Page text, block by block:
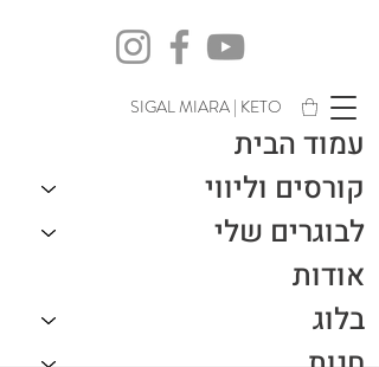
SIGAL MIARA | KETO
עמוד הבית
קורסים וליווי
לבוגרים שלי
אודות
בלוג